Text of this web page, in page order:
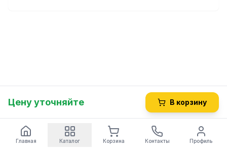
Цену уточняйте В корзину
Главная Каталог Корзина Контакты Профиль